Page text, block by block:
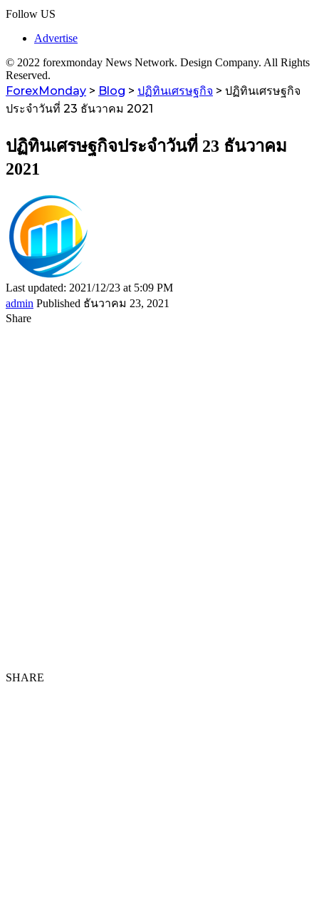
Follow US
Advertise
© 2022 forexmonday News Network. Design Company. All Rights
Reserved.
ForexMonday > Blog > ปฏิทินเศรษฐกิจ > ปฏิทินเศรษฐกิจ
ประจำวันที่ 23 ธันวาคม 2021
ปฏิทินเศรษฐกิจประจำวันที่ 23 ธันวาคม
2021
Last updated: 2021/12/23 at 5:09 PM
admin Published ธันวาคม 23, 2021
Share
SHARE